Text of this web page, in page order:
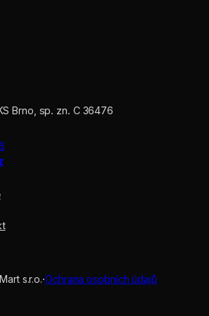
Brno, sp. zn. C 36476
s.r.o.·Ochrana osobních údajů